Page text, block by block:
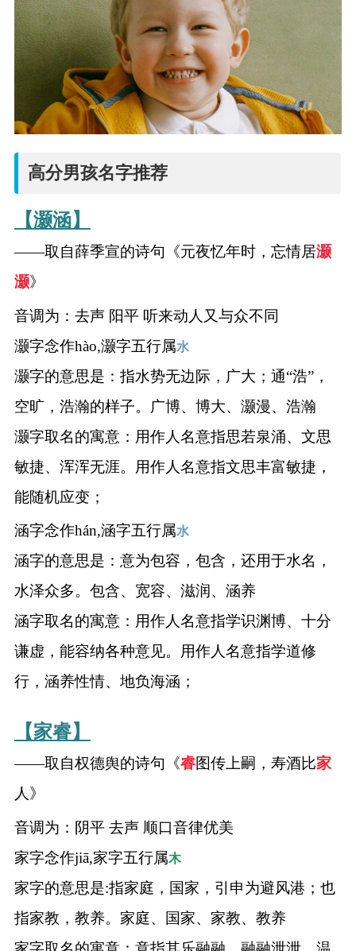
高分男孩名字推荐
【灏涵】
——取自薛季宣的诗句《元夜忆年时，忘情居灏
灏》
音调为：去声 阳平 听来动人又与众不同
灏字念作hào,灏字五行属水
灏字的意思是：指水势无边际，广大；通“浩”，
空旷，浩瀚的样子。广博、博大、灏漫、浩瀚
灏字取名的寓意：用作人名意指思若泉涌、文思
敏捷、浑浑无涯。用作人名意指文思丰富敏捷，
能随机应变；
涵字念作hán,涵字五行属水
涵字的意思是：意为包容，包含，还用于水名，
水泽众多。包含、宽容、滋润、涵养
涵字取名的寓意：用作人名意指学识渊博、十分
谦虚，能容纳各种意见。用作人名意指学道修
行，涵养性情、地负海涵；
【家睿】
——取自权德舆的诗句《睿图传上嗣，寿酒比家
人》
音调为：阴平 去声 顺口音律优美
家字念作jiā,家字五行属木
家字的意思是:指家庭，国家，引申为避风港；也
指家教，教养。家庭、国家、家教、教养